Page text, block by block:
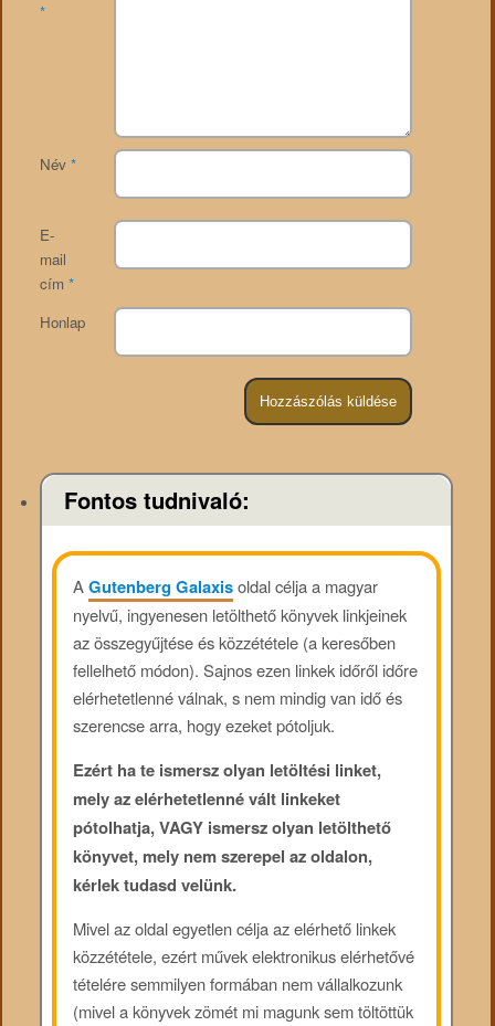
*
Név *
E-
mail
cím *
Honlap
Fontos tudnivaló:
AGutenberg Galaxisoldal célja a magyar
nyelvű, ingyenesen letölthető könyvek linkjeinek
az összegyűjtése és közzététele (a keresőben
fellelhető módon). Sajnos ezen linkek időről időre
elérhetetlenné válnak, s nem mindig van idő és
szerencse arra, hogy ezeket pótoljuk.
Ezért ha te ismersz olyan letöltési linket,
mely az elérhetetlenné vált linkeket
pótolhatja, VAGY ismersz olyan letölthető
könyvet, mely nem szerepel az oldalon,
kérlek tudasd velünk.
Mivel az oldal egyetlen célja az elérhető linkek
közzététele, ezért művek elektronikus elérhetővé
tételére semmilyen formában nem vállalkozunk
(mivel a könyvek zömét mi magunk sem töltöttük